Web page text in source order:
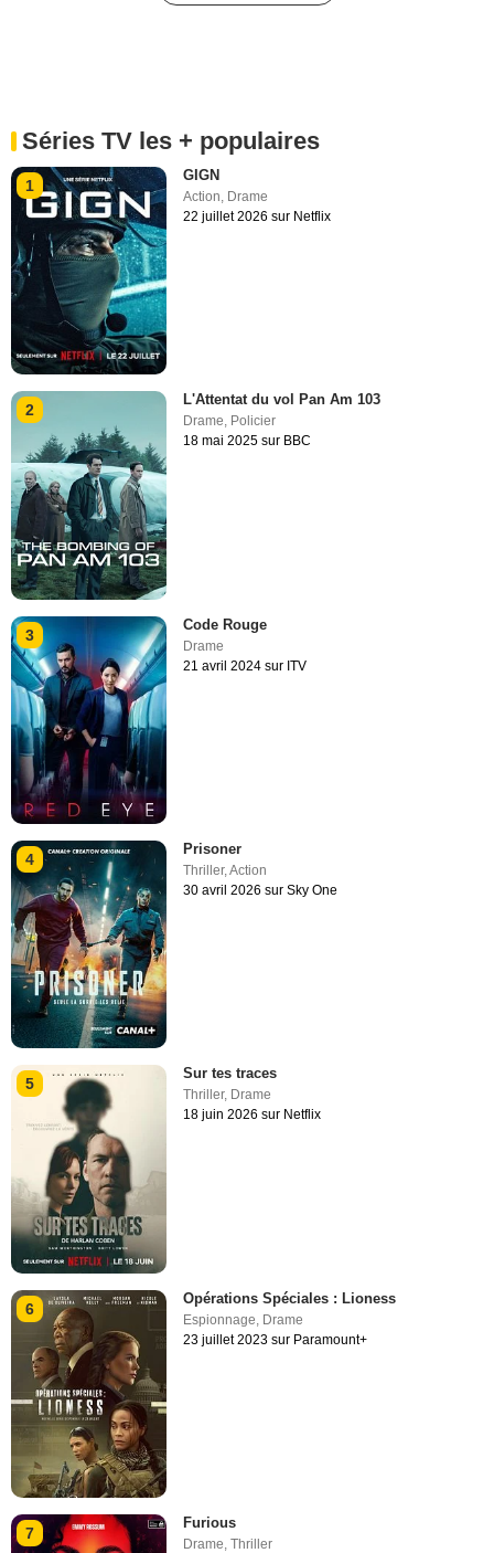
Séries TV les + populaires
1
GIGN
Action, Drame
22 juillet 2026 sur Netflix
2
L'Attentat du vol Pan Am 103
Drame, Policier
18 mai 2025 sur BBC
3
Code Rouge
Drame
21 avril 2024 sur ITV
4
Prisoner
Thriller,Action
30 avril 2026 sur Sky One
5
Sur tes traces
Thriller, Drame
18 juin 2026 sur Netflix
6
Opérations Spéciales : Lioness
Espionnage Drame
23 juillet 2023 sur Paramount+
7
Furious
Drame,Thriller